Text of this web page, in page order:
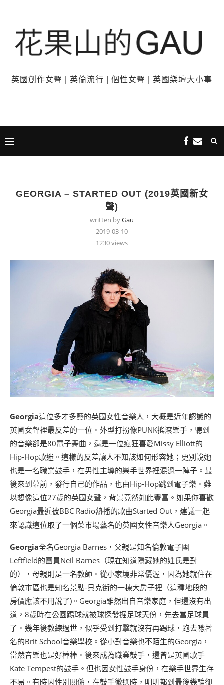
英國創作女聲 | 英倫流行 | 個性女聲 | 英國樂壇大小事
GEORGIA – STARTED OUT (2019英國新女
聲)
written byGau
2019-03-10
1230views
Georgia這位多才多藝的英國女性音樂人，大概是近年認識的
英國女聲裡最反差的一位。外型打扮像PUNK搖滾樂手，聽到
的音樂卻是80電子舞曲，還是一位瘋狂喜愛Missy Elliott的
Hip-Hop歌迷。這樣的反差讓人不知該如何形容她；更別說她
也是一名職業鼓手，在男性主導的樂手世界裡混過一陣子。最
後來到幕前，發行自己的作品，也由Hip-Hop跳到電子樂。難
以想像這位27歲的英國女聲，背景竟然如此豐富。如果你喜歡
Georgia最近被BBC Radio熱播的歌曲Started Out，建議一起
來認識這位取了一個菜市場藝名的英國女性音樂人Georgia。
Georgia全名Georgia Barnes，父親是知名倫敦電子團
Leftfield的團員Neil Barnes（現在知道隱藏她的姓氏是對
的），母親則是一名教師。從小家境非常優渥，因為她就住在
倫敦市區也是知名景點-貝克街的一棟大房子裡（這種地段的
房價應該不用說了)。Georgia雖然出自音樂家庭，但還沒有出
道，8歲時在公園踢球就被球探發掘足球天份，先去當足球員
了。幾年後教練過世，似乎受到打擊就沒有再踢球，跑去唸著
名的Brit School音樂學校。從小對音樂也不陌生的Georgia，
當然音樂也是好棒棒。後來成為職業鼓手，還曾是英國歌手
Kate Tempest的鼓手。但也因女性鼓手身份，在樂手世界生存
不易。有時因性別關係，在鼓手徵選時，明明都到最後幾輪卻